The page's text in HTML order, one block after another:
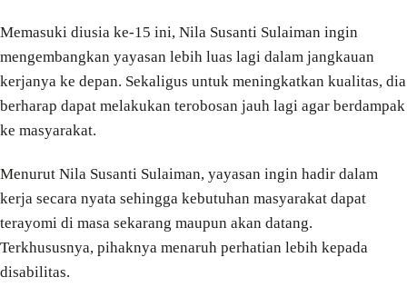
Memasuki diusia ke-15 ini, Nila Susanti Sulaiman ingin
mengembangkan yayasan lebih luas lagi dalam jangkauan
kerjanya ke depan. Sekaligus untuk meningkatkan kualitas, dia
berharap dapat melakukan terobosan jauh lagi agar berdampak
ke masyarakat.
Menurut Nila Susanti Sulaiman, yayasan ingin hadir dalam
kerja secara nyata sehingga kebutuhan masyarakat dapat
terayomi di masa sekarang maupun akan datang.
Terkhususnya, pihaknya menaruh perhatian lebih kepada
disabilitas.